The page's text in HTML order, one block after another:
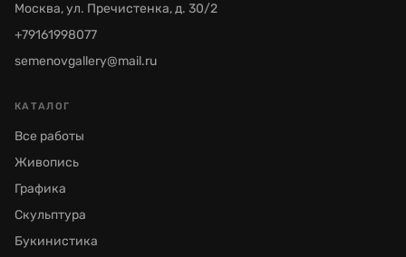
Москва, ул. Пречистенка, д. 30/2
+79161998077
semenovgallery@mail.ru
КАТАЛОГ
Все работы
Живопись
Графика
Скульптура
Букинистика